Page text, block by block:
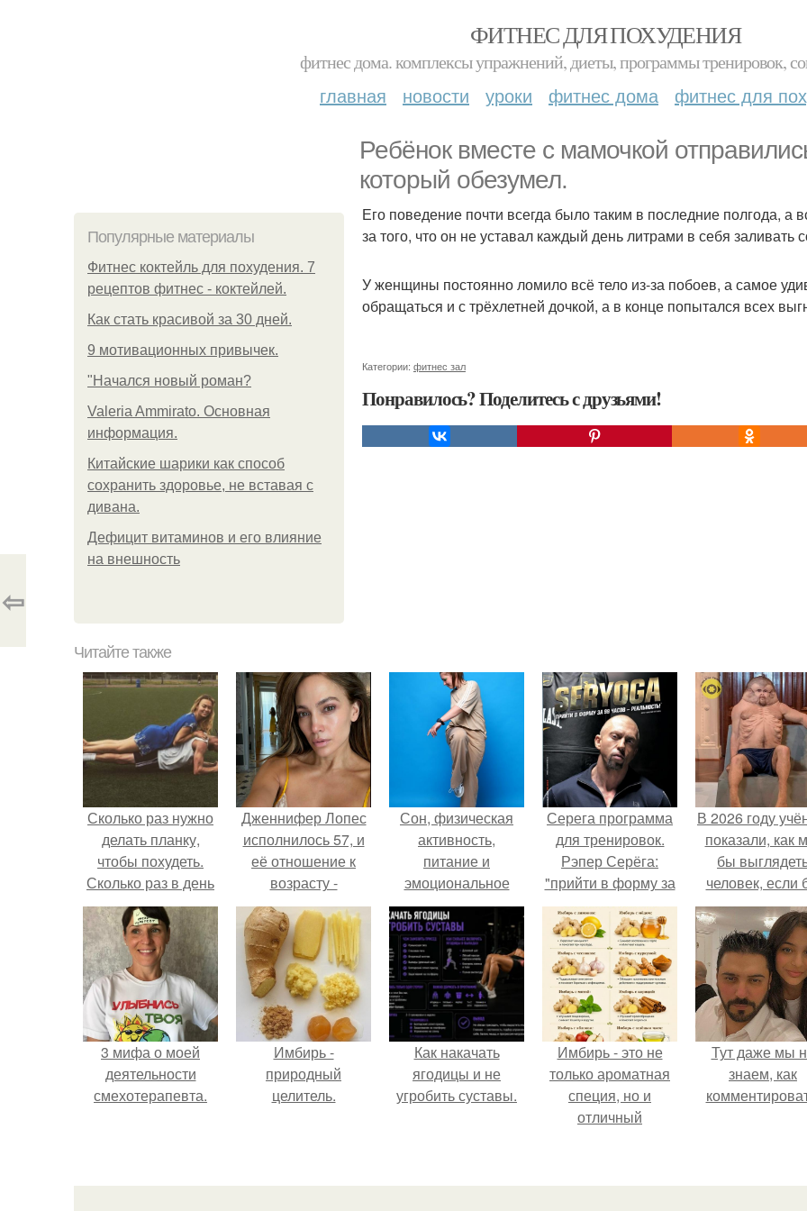
ФИТНЕС ДЛЯ ПОХУДЕНИЯ
фитнес дома. комплексы упражнений, диеты, программы тренировок,
главная новости уроки фитнес дома фитнес для
Ребёнок вместе с мамочкой
который обезумел.
Популярные материалы
Фитнес коктейль для похудения. 7
рецептов фитнес - коктейлей.
Как стать красивой за 30 дней.
9 мотивационных привычек.
"Начался новый роман?
Valeria Ammirato. Основная
информация.
Китайские шарики как способ
сохранить здоровье, не вставая с
дивана.
Дефицит витаминов и его влияние
на внешность
Его поведение почти всегда было таким в последние полгода, а
за того, что он не уставал каждый день литрами в себя заливать
У женщины постоянно ломило всё тело из-за побоев, а самое
обращаться и с трёхлетней дочкой, а в конце попытался всех
Категории: фитнес зал
Понравилось? Поделитесь с друзьями!
⇦
Читайте также
Сколько раз нужно
делать планку,
чтобы похудеть.
Сколько раз в день
делать планку —,
чтобы был
результат для
похудения
Дженнифер Лопес
исполнилось 57, и
её отношение к
возрасту -
настоящий
манифест
уверенности: "не
говорите, что я
отлично выгляжу
для 57.
Сон, физическая
активность,
питание и
эмоциональное
состояние!
Серега программа
для тренировок.
Рэпер Серёга:
"прийти в форму за
99 часов -
реальность!
В 2026 году
показали, как
бы
человек, если
его тело
специально
выживания в
3 мифа о моей
деятельности
смехотерапевта.
Имбирь -
природный
целитель.
Как накачать
ягодицы и не
угробить суставы.
Имбирь - это не
только ароматная
специя, но и
отличный
и блюд.
Тут даже мы
знаем, как